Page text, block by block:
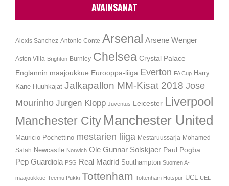
AVAINSANAT
Alexis Sanchez Antonio Conte Arsenal Arsene Wenger
Aston Villa Brighton Burnley Chelsea Crystal Palace
Englannin maajoukkue Eurooppa-liiga Everton FA Cup Harry
Kane Huuhkajat Jalkapallon MM-Kisat 2018 Jose
Mourinho Jurgen Klopp Juventus Leicester Liverpool
Manchester City Manchester United
Mauricio Pochettino mestarien liiga Mestaruussarja Mohamed
Salah Newcastle Norwich Ole Gunnar Solskjaer Paul Pogba
Pep Guardiola PSG Real Madrid Southampton Suomen A-
maajoukkue Teemu Pukki Tottenham Tottenham Hotspur UCL UEL